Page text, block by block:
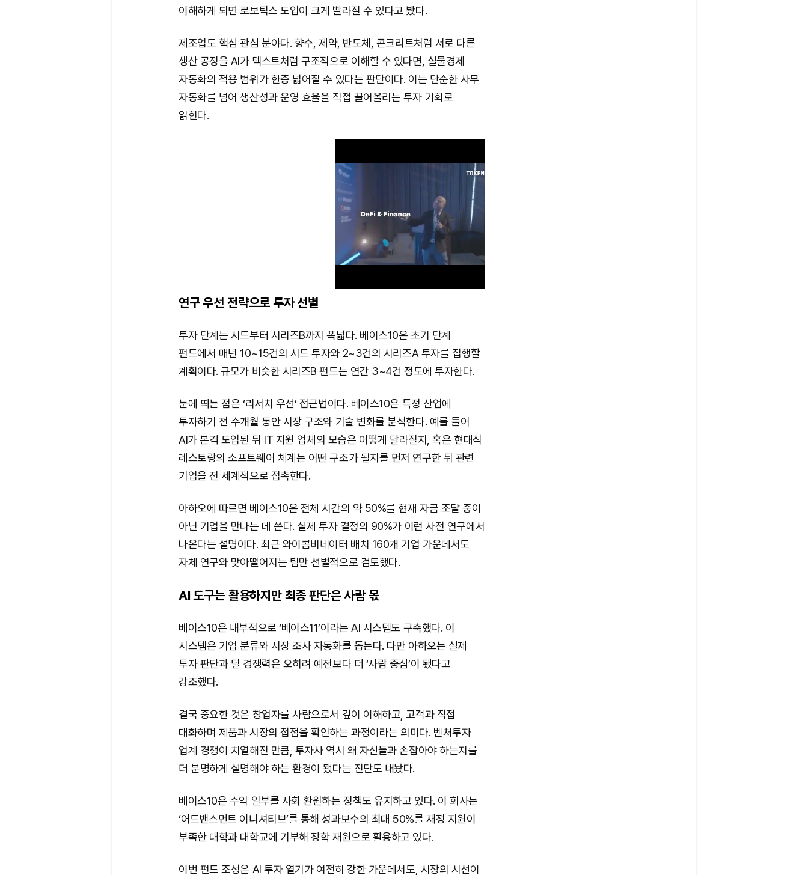
이해하게 되면 로보틱스 도입이 크게 빨라질 수 있다고 봤다.
제조업도 핵심 관심 분야다. 향수, 제약, 반도체, 콘크리트처럼 서로 다른
생산 공정을 AI가 텍스트처럼 구조적으로 이해할 수 있다면, 실물경제
자동화의 적용 범위가 한층 넓어질 수 있다는 판단이다. 이는 단순한 사무
자동화를 넘어 생산성과 운영 효율을 직접 끌어올리는 투자 기회로
읽힌다.
u
연구 우선 전략으로 투자 선별
투자 단계는 시드부터 시리즈B까지 폭넓다. 베이스10은 초기 단계
펀드에서 매년 10~15건의 시드 투자와 2~3건의 시리즈A 투자를 집행할
계획이다. 규모가 비슷한 시리즈B 펀드는 연간 3~4건 정도에 투자한다.
눈에 띄는 점은 ‘리서치 우선’ 접근법이다. 베이스10은 특정 산업에
투자하기 전 수개월 동안 시장 구조와 기술 변화를 분석한다. 예를 들어
AI가 본격 도입된 뒤 IT 지원 업체의 모습은 어떻게 달라질지, 혹은 현대식
레스토랑의 소프트웨어 체계는 어떤 구조가 될지를 먼저 연구한 뒤 관련
기업을 전 세계적으로 접촉한다.
아하오에 따르면 베이스10은 전체 시간의 약 50%를 현재 자금 조달 중이
아닌 기업을 만나는 데 쓴다. 실제 투자 결정의 90%가 이런 사전 연구에서
나온다는 설명이다. 최근 와이콤비네이터 배치 160개 기업 가운데서도
자체 연구와 맞아떨어지는 팀만 선별적으로 검토했다.
AI 도구는 활용하지만 최종 판단은 사람 몫
베이스10은 내부적으로 ‘베이스11’이라는 AI 시스템도 구축했다. 이
시스템은 기업 분류와 시장 조사 자동화를 돕는다. 다만 아하오는 실제
투자 판단과 딜 경쟁력은 오히려 예전보다 더 ‘사람 중심’이 됐다고
강조했다.
결국 중요한 것은 창업자를 사람으로서 깊이 이해하고, 고객과 직접
대화하며 제품과 시장의 접점을 확인하는 과정이라는 의미다. 벤처투자
업계 경쟁이 치열해진 만큼, 투자사 역시 왜 자신들과 손잡아야 하는지를
더 분명하게 설명해야 하는 환경이 됐다는 진단도 내놨다.
베이스10은 수익 일부를 사회 환원하는 정책도 유지하고 있다. 이 회사는
‘어드밴스먼트 이니셔티브’를 통해 성과보수의 최대 50%를 재정 지원이
부족한 대학과 대학교에 기부해 장학 재원으로 활용하고 있다.
이번 펀드 조성은 AI 투자 열기가 여전히 강한 가운데서도, 시장의 시선이